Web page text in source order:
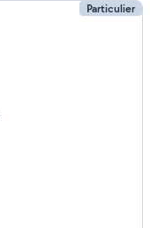
Particulier